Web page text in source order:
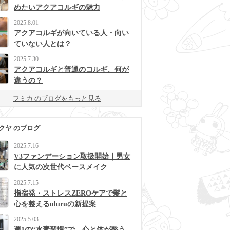
めたいアクアコルギの魅力
2025.8.01
アクアコルギが向いている人・向い
ていない人とは？
2025.7.30
アクアコルギと普通のコルギ、何が
違うの？
フミカ のブログをもっと見る
ヤ のブログ
2025.7.16
V3ファンデーション取扱開始｜男女
に人気の次世代ベースメイク
2025.7.15
指宿発・ストレスZEROケアで髪と
心を整えるuluruの新提案
2025.5.03